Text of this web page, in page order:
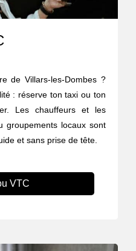
de Villars-les-Dombes ?
: réserve ton taxi ou ton
Les chauffeurs et les
groupements locaux sont
et sans prise de tête.
VTC